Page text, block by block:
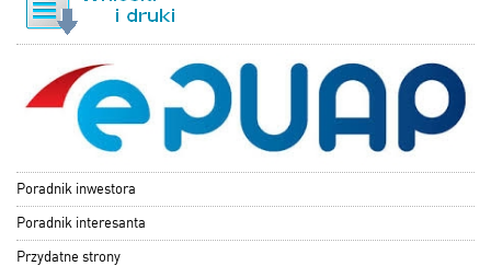
Poradnik inwestora
Poradnik interesanta
Przydatne strony